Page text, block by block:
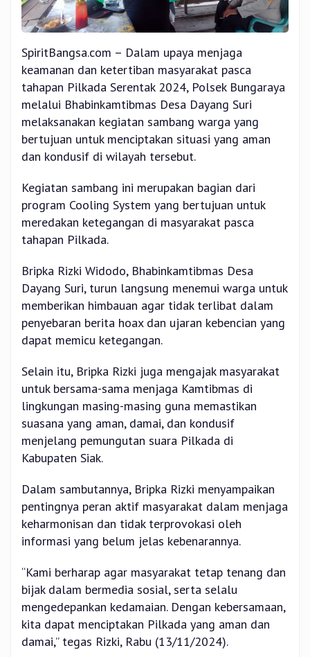
SpiritBangsa.com – Dalam upaya menjaga
keamanan dan ketertiban masyarakat pasca
tahapan Pilkada Serentak 2024, Polsek Bungaraya
melalui Bhabinkamtibmas Desa Dayang Suri
melaksanakan kegiatan sambang warga yang
bertujuan untuk menciptakan situasi yang aman
dan kondusif di wilayah tersebut.
Kegiatan sambang ini merupakan bagian dari
program Cooling System yang bertujuan untuk
meredakan ketegangan di masyarakat pasca
tahapan Pilkada.
Bripka Rizki Widodo, Bhabinkamtibmas Desa
Dayang Suri, turun langsung menemui warga untuk
memberikan himbauan agar tidak terlibat dalam
penyebaran berita hoax dan ujaran kebencian yang
dapat memicu ketegangan.
Selain itu, Bripka Rizki juga mengajak masyarakat
untuk bersama-sama menjaga Kamtibmas di
lingkungan masing-masing guna memastikan
suasana yang aman, damai, dan kondusif
menjelang pemungutan suara Pilkada di
Kabupaten Siak.
Dalam sambutannya, Bripka Rizki menyampaikan
pentingnya peran aktif masyarakat dalam menjaga
keharmonisan dan tidak terprovokasi oleh
informasi yang belum jelas kebenarannya.
“Kami berharap agar masyarakat tetap tenang dan
bijak dalam bermedia sosial, serta selalu
mengedepankan kedamaian. Dengan kebersamaan,
kita dapat menciptakan Pilkada yang aman dan
damai,” tegas Rizki, Rabu (13/11/2024).